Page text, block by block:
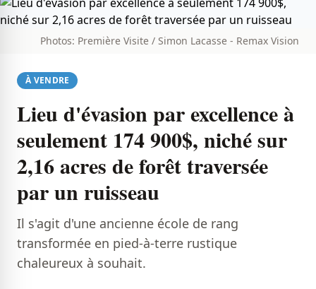
Photos: Première Visite / Simon Lacasse - Remax Vision
À VENDRE
Lieu d'évasion par excellence à
seulement 174 900$, niché sur
2,16 acres de forêt traversée
par un ruisseau
Il s'agit d'une ancienne école de rang
transformée en pied-à-terre rustique
chaleureux à souhait.